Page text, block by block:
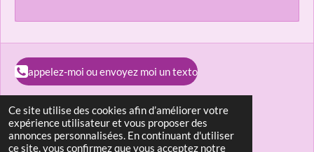
Ce site utilise des cookies afin d’améliorer votre
expérience utilisateur et vous proposer des
annonces personnalisées. En continuant d'utiliser
ce site, vous confirmez que vous acceptez notre
appelez-moi ou envoyez moi un texto